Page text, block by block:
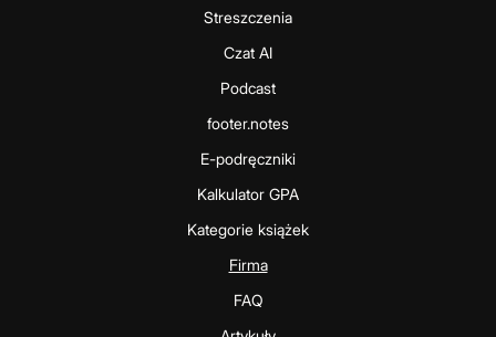
Streszczenia
Czat AI
Podcast
footer.notes
E-podręczniki
Kalkulator GPA
Kategorie książek
Firma
FAQ